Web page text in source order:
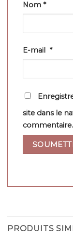
Nom *
E-mail *
site dans le
commentaire.
PRODUITS